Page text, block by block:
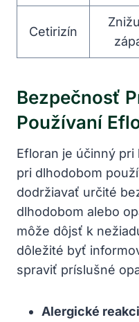
Cetirizín
Bezpečnosť
Používaní
Efloran je účinný pri
pri dlhodobom
dodržiavať určité
dlhodobom alebo
môže dôjsť k
dôležité byť
spraviť príslušné
Alergické